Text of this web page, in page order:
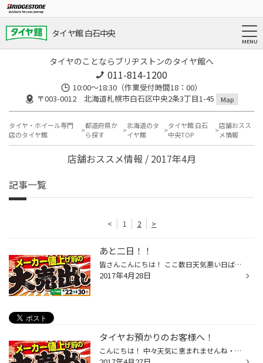
タイヤ館 白石中央
タイヤのことならブリヂストンのタイヤ館へ
011-814-1200
10:00～18:30（作業受付時間18：00）
〒003-0012 北海道札幌市白石区中央2条3丁目1-45
Map
タイヤ・ホイール専門
店のタイヤ館
都道府県か
ら探す
北海道のタ
イヤ館
タイヤ館 白石
中央TOP
店舗おスス
メ情報
店舗おススメ情報 / 2017年4月
記事一覧
< 1 2 >
あと二日！！
皆さんこんにちは！ ここ数日天気悪い日ばかりですね～ そんな中ご来店してくださるお客様ありがとうございます！！ さて連日開催している集中得市もあと二日ですよ～ 6月に夏タイヤが値上げになりますので タイヤを変えようかなと思っている方 このお得な期間に是非ご来店ください！！
2017年4月28日
タイヤお預かりのお客様へ！
こんにちは！ 中々天気に恵まれませんね・・・ タイヤお預かりのお客様！ 別倉庫に預けているため、倉庫のG・W 休業日の為 明日28日以降にお電話頂いたお客様は 倉庫から届くのは5月8日頃になります。 ご不便をお掛け致しますが ご了承ください<(_ _)> 週末の予約状況はｲｯﾊﾟｲですが 当日の受付はし...